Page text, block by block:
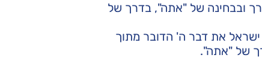
ובבחינה של "אתה", בדרך של
ישראל את דבר ה' הדובר מתוך
של "אתה".